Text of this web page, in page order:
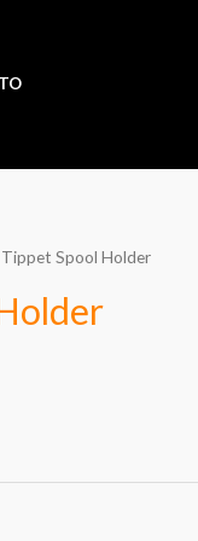
Spool Holder